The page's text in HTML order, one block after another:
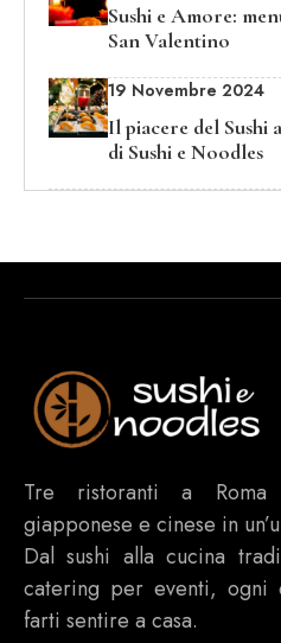
Sushi e Amore:
San Valentino
19 Novembre 2024
Il piacere del Sushi
di Sushi e Noodles
Tre ristoranti a Roma
giapponese e cinese in
Dal sushi alla cucina
catering per eventi, ogni
farti sentire a casa.